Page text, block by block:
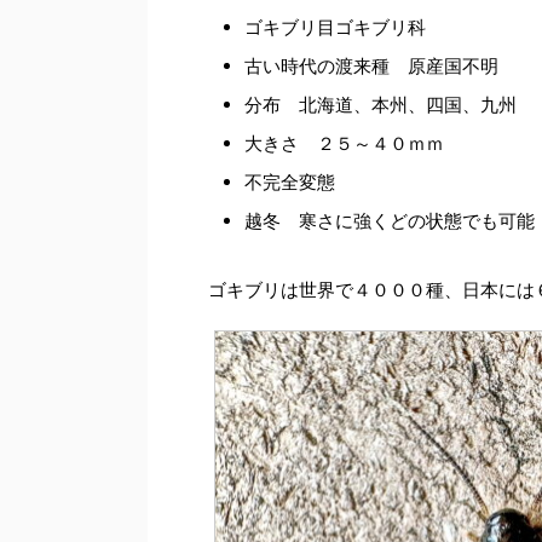
ゴキブリ目ゴキブリ科
古い時代の渡来種 原産国不明
分布 北海道、本州、四国、九州
大きさ ２５～４０ｍｍ
不完全変態
越冬 寒さに強くどの状態でも可能
ゴキブリは世界で４０００種、日本には